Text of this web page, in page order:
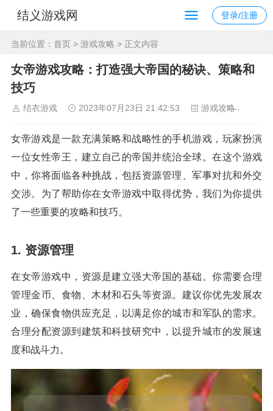
结义游戏网 登录/注册
当前位置： 首页 > 游戏攻略 > 正文内容
女帝游戏攻略：打造强大帝国的秘诀、策略和
技巧
结衣游戏 2023年07月23日 21:42:53 游戏攻略
女帝游戏是一款充满策略和战略性的手机游戏，玩家扮演
一位女性帝王，建立自己的帝国并统治全球。在这个游戏
中，你将面临各种挑战，包括资源管理、军事对抗和外交
交涉。为了帮助你在女帝游戏中取得优势，我们为你提供
了一些重要的攻略和技巧。
1. 资源管理
在女帝游戏中，资源是建立强大帝国的基础。你需要合理
管理金币、食物、木材和石头等资源。建议你优先发展农
业，确保食物供应充足，以满足你的城市和军队的需求。
合理分配资源到建筑和科技研究中，以提升城市的发展速
度和战斗力。